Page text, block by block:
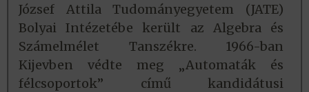
József Attila Tudományegyetem (JATE)
Bolyai Intézetébe került az Algebra és
Számelmélet Tanszékre. 1966-ban
Kijevben védte meg „Automaták és
félcsoportok” című kandidátusi